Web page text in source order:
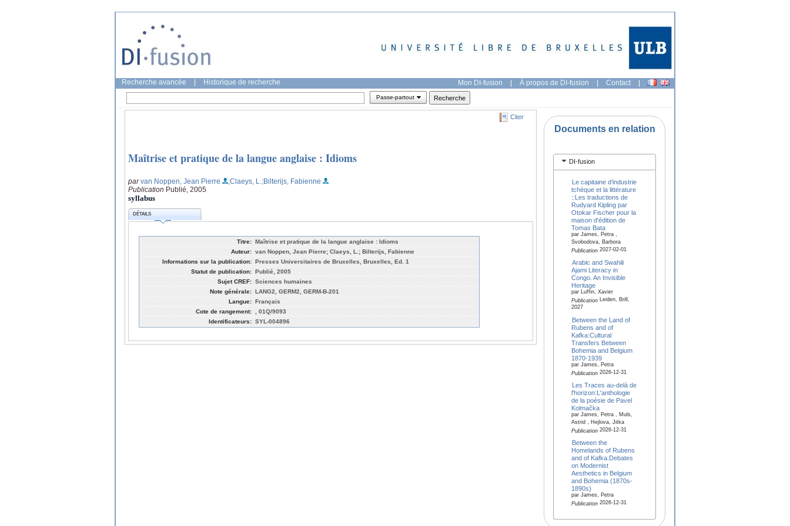
Recherche avancée Historique de recherche Mon DI-fusion | À propos de DI-fusion | Contact |
Passe-partout
Citer
Maîtrise et pratique de la langue anglaise : Idioms
parvan Noppen, Jean Pierre ;Claeys, L. ;Bilterijs, Fabienne
Publication Publié, 2005
syllabus
DÉTAILS
Titre: Maîtrise et pratique de la langue anglaise : Idioms
Auteur: van Noppen, Jean Pierre; Claeys, L.; Bilterijs, Fabienne
Informations sur la publication: Presses Universitaires de Bruxelles, Bruxelles, Ed. 1
Statut de publication: Publié, 2005
Sujet CREF: Sciences humaines
Note générale: LANG2, GERM2, GERM-B-201
Langue: Français
Cote de rangement:
, 01Q/9093
Identificateurs: SYL-004896
Documents en relation
DI-fusion
Le capitaine d’industrie
tchèque et la littérature
::Les traductions de
Rudyard Kipling par
Otokar Fischer pour la
maison d'édition de
Tomas Bata
par James, Petra ,
Svobodova, Barbora
Publication2027-02-01
Arabic and Swahili
Ajami Literacy in
Congo. An Invisible
Heritage
par Luffin, Xavier
PublicationLeiden, Brill,
2027
Between the Land of
Rubens and of
Kafka:Cultural
Transfers Between
Bohemia and Belgium
1870-1939
par James, Petra
Publication2026-12-31
Les Traces au-delà de
l'horizon:L'anthologie
de la poésie de Pavel
Kolmačka
par James, Petra , Muls,
Astrid , Hejlova, Jitka
Publication2026-12-31
Between the
Homelands of Rubens
and of Kafka:Debates
on Modernist
Aesthetics in Belgium
and Bohemia (1870s-
1890s)
par James, Petra
Publication2026-12-31